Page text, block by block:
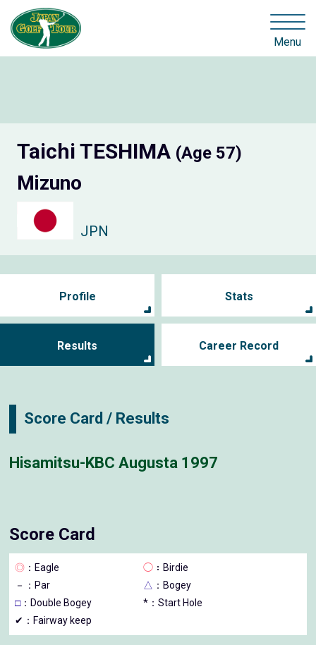
Menu
Taichi TESHIMA (Age 57)
Mizuno
JPN
Profile Stats
Results Career Record
Score Card / Results
Hisamitsu-KBC Augusta 1997
Score Card
◎ ：Eagle ◯ ：Birdie
－
：Par △ ：Bogey
□：Double Bogey
*：Start Hole
✔：Fairway keep